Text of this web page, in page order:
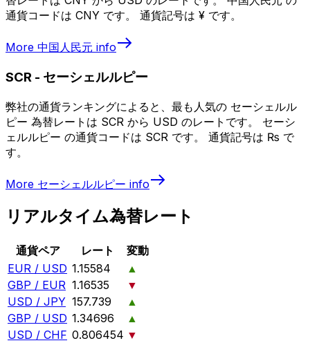
通貨コードは CNY です。 通貨記号は ¥ です。
More 中国人民元 info
SCR - セーシェルルピー
弊社の通貨ランキングによると、最も人気の セーシェルル
ピー 為替レートは SCR から USD のレートです。 セーシ
ェルルピー の通貨コードは SCR です。 通貨記号は ₨ で
す。
More セーシェルルピー info
リアルタイム為替レート
通貨ペア レート
変動
EUR / USD 1.15584
▲
GBP / EUR 1.16535
▼
USD / JPY 157.739
▲
GBP / USD 1.34696
▲
USD / CHF 0.806454 ▼